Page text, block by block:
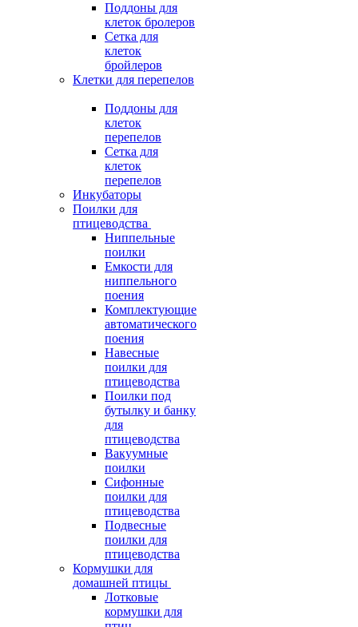
Поддоны для
клеток бролеров
Сетка для
клеток
бройлеров
Клетки для перепелов
Поддоны для
клеток
перепелов
Сетка для
клеток
перепелов
Инкубаторы
Поилки для
птицеводства
Ниппельные
поилки
Емкости для
ниппельного
поения
Комплектующие
автоматического
поения
Навесные
поилки для
птицеводства
Поилки под
бутылку и банку
для
птицеводства
Вакуумные
поилки
Сифонные
поилки для
птицеводства
Подвесные
поилки для
птицеводства
Кормушки для
домашней птицы
Лотковые
кормушки для